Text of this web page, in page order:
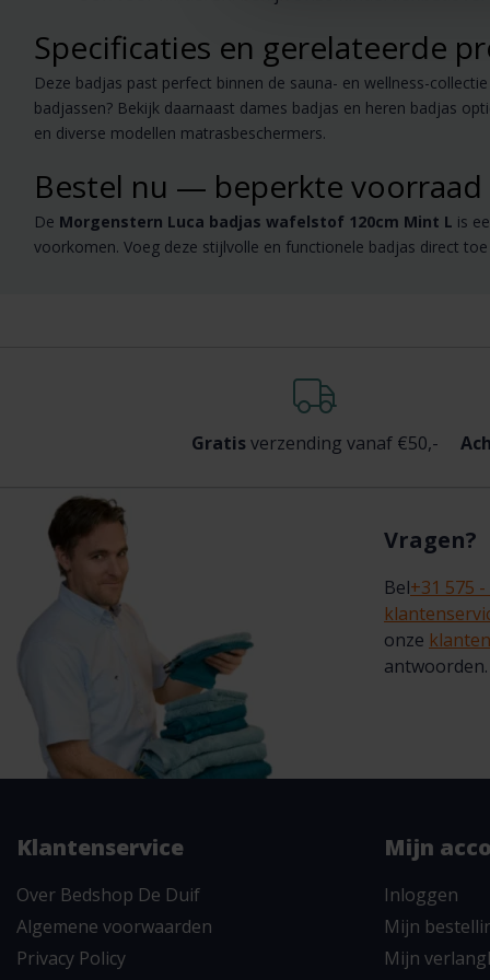
Specificaties en gerelateerde
Deze badjas past perfect binnen de sauna- en wellness-
badjassen? Bekijk daarnaast dames badjas en heren badjas
en diverse modellen matrasbeschermers.
Bestel nu — beperkte voorraad
De Morgenstern Luca badjas wafelstof 120cm Mint L is
voorkomen. Voeg deze stijlvolle en functionele badjas direct
Gratisverzending vanaf €50,-
Vragen?
Bel+31 575
onze
antwoorden.
Klantenservice
Over Bedshop De Duif
Algemene voorwaarden
Privacy Policy
Mijn
Inloggen
Mijn
Mijn